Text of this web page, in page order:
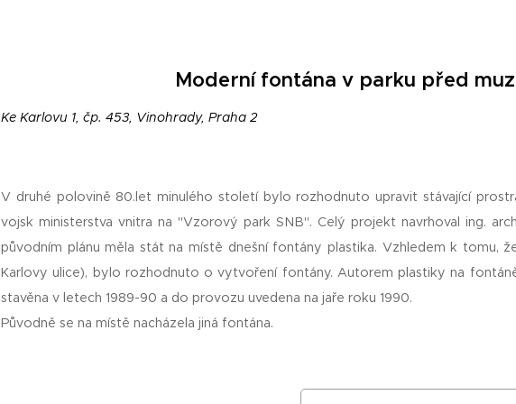
Moderní fontána v parku před
Ke Karlovu 1, čp. 453, Vinohrady, Praha 2
V druhé polovině 80.let minulého století bylo rozhodnuto upravit stávající
vojsk ministerstva vnitra na "Vzorový park SNB". Celý projekt navrhoval ing.
původním plánu měla stát na místě dnešní fontány plastika. Vzhledem k tomu,
Karlovy ulice), bylo rozhodnuto o vytvoření fontány. Autorem plastiky na
stavěna v letech 1989-90 a do provozu uvedena na jaře roku 1990.
Původně se na místě nacházela jiná fontána.